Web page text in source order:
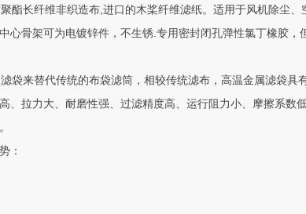
长纤维非织造布,进口的木桨纤维滤纸。适用于风机除尘、
心骨架可为电镀锌件，不生锈.专用密封闭孔弹性氯丁橡胶，
来替代传统的布袋滤筒，相较传统滤布，高温金属滤袋具
、拉力大、耐磨性强、过滤精度高、运行阻力小、摩擦系数
：